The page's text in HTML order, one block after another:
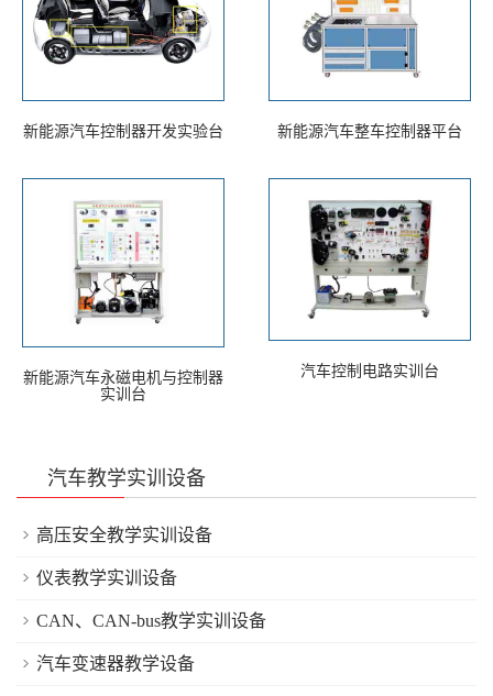
新能源汽车控制器开发实验台 新能源汽车整车控制器平台
新能源汽车永磁电机与控制器
实训台
汽车控制电路实训台
汽车教学实训设备
高压安全教学实训设备
仪表教学实训设备
CAN、CAN-bus教学实训设备
汽车变速器教学设备